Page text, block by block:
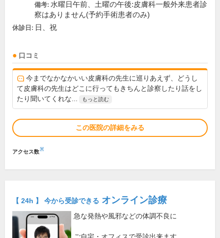
備考: 水曜日午前、土曜の午後:皮膚科一般外来患者診
察はありません(予約手術患者のみ)
休診日: 日、祝
口コミ
今までなかなかいい皮膚科の先生に巡りあえず、どうし
て皮膚科の先生はどこに行ってもきちんと診察したり話をし
たり聞いてくれな...
もっと読む
この医院の詳細をみる
アクセス数※
【 24h 】 今から受診できる オンライン診療
急な発熱や風邪などの体調不良に